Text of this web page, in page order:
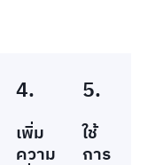
4.
เพิ่ม
ความ
5.
ใช้
การ